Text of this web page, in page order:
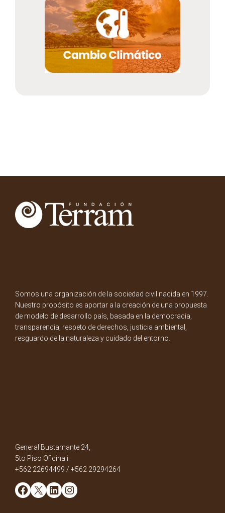
Somos una organización de la sociedad civil nacida en 1997.
Nuestro propósito es aportar a la creación de una propuesta
de modelo de desarrollo país, basada en la democracia,
transparencia, respeto de derechos, justicia ambiental,
resguardo de la naturaleza y cuidado del entorno.
General Bustamante 24,
5to Piso Oficina i.
+562 22694499 / +562 29294264